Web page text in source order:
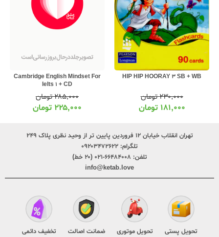
HIP HIP HOORAY 3 SB + WB
۲۳۰,۰۰۰تومان
۱۸۱,۰۰۰ تومان
Cambridge English Mindset For
Ielts 1 + CD
۲۸۵,۰۰۰تومان
۲۲۵,۰۰۰ تومان
تهران انقلاب خیابان ۱۲ فروردین پایین تر از وحید نظری پلاک ۲۴۹
تلگرام: ۰۹۲۰۳۴۷۲۶۲۲
تلفن: ۶۶۴۸۴۰۰۸-۰۲۱ (۲۰ خط)
info@ketab.love
تحویل پستی تحویل موتوری ضمانت اصالت تخفیف دائمی